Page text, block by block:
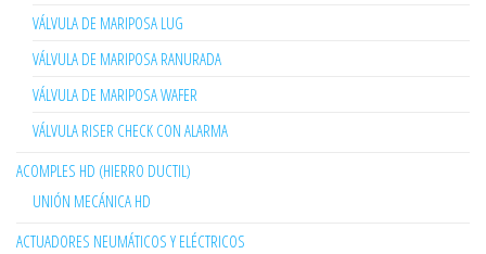
VÁLVULA DE MARIPOSA LUG
VÁLVULA DE MARIPOSA RANURADA
VÁLVULA DE MARIPOSA WAFER
VÁLVULA RISER CHECK CON ALARMA
ACOMPLES HD (HIERRO DUCTIL)
UNIÓN MECÁNICA HD
ACTUADORES NEUMÁTICOS Y ELÉCTRICOS